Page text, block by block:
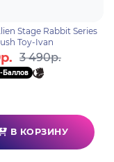
Stage Rabbit Series
Toy-Ivan
3 490р.
Баллов
В КОРЗИНУ